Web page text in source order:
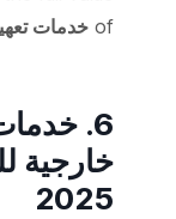
of خدمات
6.
خارجية
2025